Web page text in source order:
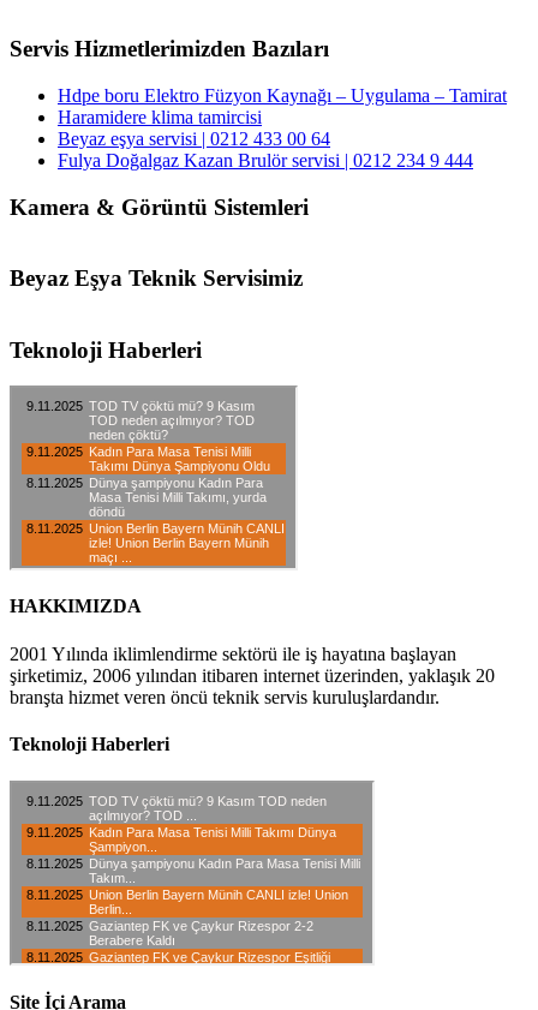
Servis Hizmetlerimizden Bazıları
Hdpe boru Elektro Füzyon Kaynağı – Uygulama – Tamirat
Haramidere klima tamircisi
Beyaz eşya servisi | 0212 433 00 64
Fulya Doğalgaz Kazan Brulör servisi | 0212 234 9 444
Kamera & Görüntü Sistemleri
Beyaz Eşya Teknik Servisimiz
Teknoloji Haberleri
HAKKIMIZDA
2001 Yılında iklimlendirme sektörü ile iş hayatına başlayan
şirketimiz, 2006 yılından itibaren internet üzerinden, yaklaşık 20
branşta hizmet veren öncü teknik servis kuruluşlardandır.
Teknoloji Haberleri
Site İçi Arama